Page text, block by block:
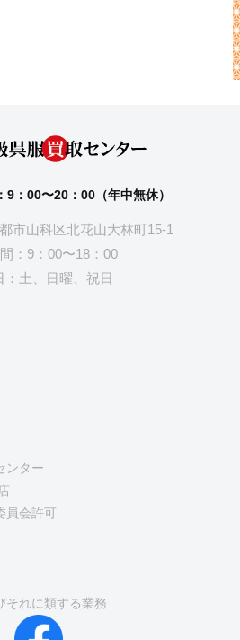
9：00〜20：00（年中無休）
市山科区北花山大林町15-1
：9：00〜18：00
：土、日曜、祝日
ンター
員会許可
それに類する業務